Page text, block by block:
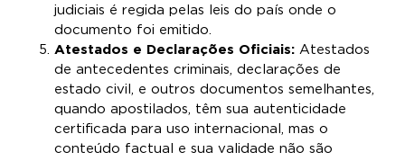
judiciais é regida pelas leis do país onde o
documento foi emitido.
Atestados e Declarações Oficiais: Atestados
de antecedentes criminais, declarações de
estado civil, e outros documentos semelhantes,
quando apostilados, têm sua autenticidade
certificada para uso internacional, mas o
conteúdo factual e sua validade não são